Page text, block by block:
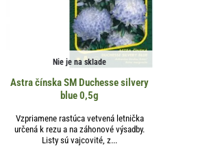
Nie je na sklade
Astra čínska SM Duchesse silvery
blue 0,5g
Vzpriamene rastúca vetvená letnička
určená k rezu a na záhonové výsadby.
Listy sú vajcovité, z...